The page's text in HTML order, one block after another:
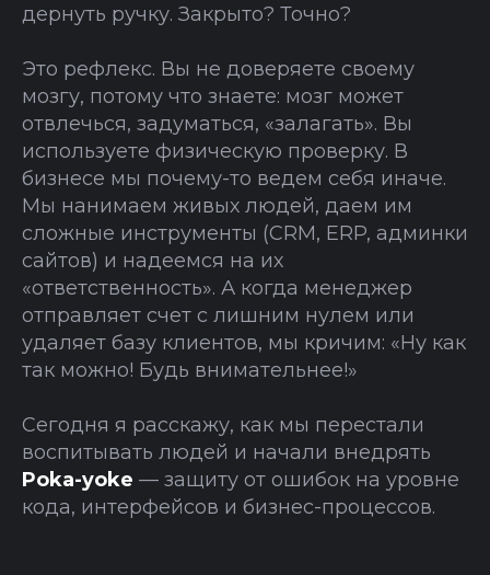
дернуть ручку. Закрыто? Точно?
Это рефлекс. Вы не доверяете своему
мозгу, потому что знаете: мозг может
отвлечься, задуматься, «залагать». Вы
используете физическую проверку. В
бизнесе мы почему-то ведем себя иначе.
Мы нанимаем живых людей, даем им
сложные инструменты (CRM, ERP, админки
сайтов) и надеемся на их
«ответственность». А когда менеджер
отправляет счет с лишним нулем или
удаляет базу клиентов, мы кричим: «Ну как
так можно! Будь внимательнее!»
Сегодня я расскажу, как мы перестали
воспитывать людей и начали внедрять
Poka-yoke — защиту от ошибок на уровне
кода, интерфейсов и бизнес-процессов.